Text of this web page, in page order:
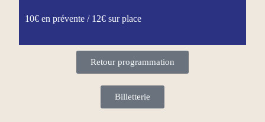
10€ en prévente / 12€ sur place
Retour programmation
Billetterie